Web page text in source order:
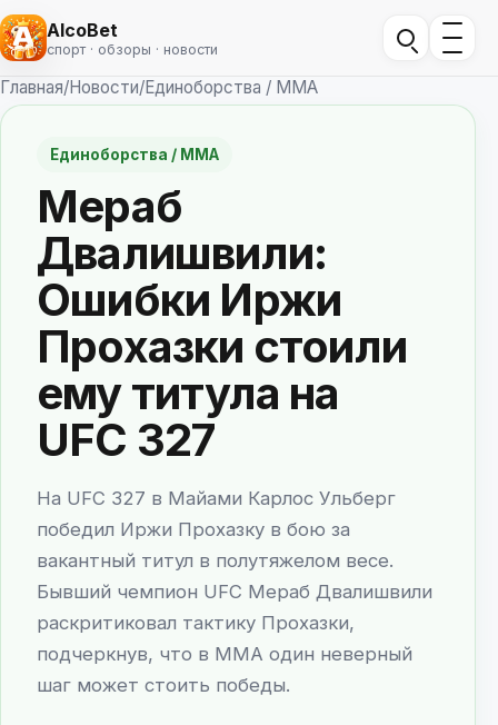
AlcoBet
спорт · обзоры · новости
Главная/Новости/Единоборства / ММА
Единоборства / ММА
Мераб
Двалишвили:
Ошибки Иржи
Прохазки стоили
ему титула на
UFC 327
На UFC 327 в Майами Карлос Ульберг
победил Иржи Прохазку в бою за
вакантный титул в полутяжелом весе.
Бывший чемпион UFC Мераб Двалишвили
раскритиковал тактику Прохазки,
подчеркнув, что в MMA один неверный
шаг может стоить победы.